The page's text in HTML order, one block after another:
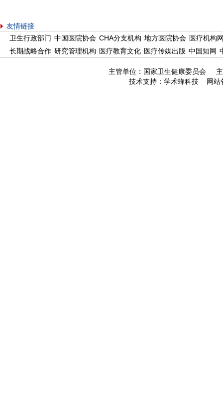
友情链接
卫生行政部门 中国医院协会 CHA分支机构 地方医院协会 医疗机构
长期战略合作 研究管理机构 医疗教育文化 医疗传媒出版 中国知网
主管单位：国家卫生健康委员会
技术支持：学术蜂科技 网站